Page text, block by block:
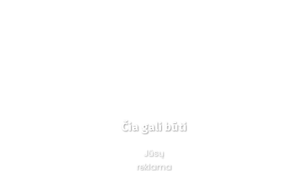
Čia gali būti
Jūsų
reklama